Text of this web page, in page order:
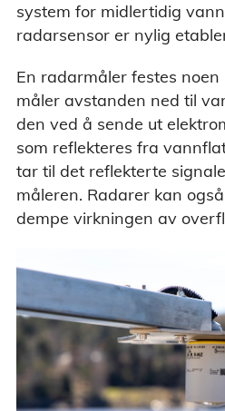
system for midlertidig
radarsensor er nylig
En radarmåler festes
måler avstanden ned til
den ved å sende ut
som reflekteres fra
tar til det reflekterte
måleren. Radarer kan
dempe virkningen av